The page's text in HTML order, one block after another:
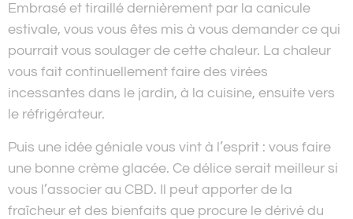
Embrasé et tiraillé dernièrement par la canicule
estivale, vous vous êtes mis à vous demander ce qui
pourrait vous soulager de cette chaleur. La chaleur
vous fait continuellement faire des virées
incessantes dans le jardin, à la cuisine, ensuite vers
le réfrigérateur.
Puis une idée géniale vous vint à l’esprit : vous faire
une bonne crème glacée. Ce délice serait meilleur si
vous l’associer au CBD. Il peut apporter de la
fraîcheur et des bienfaits que procure le dérivé du